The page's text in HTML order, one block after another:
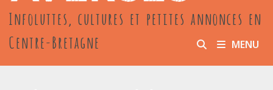
Infoluttes, cultures et petites annonces en
Centre-Bretagne
MENU